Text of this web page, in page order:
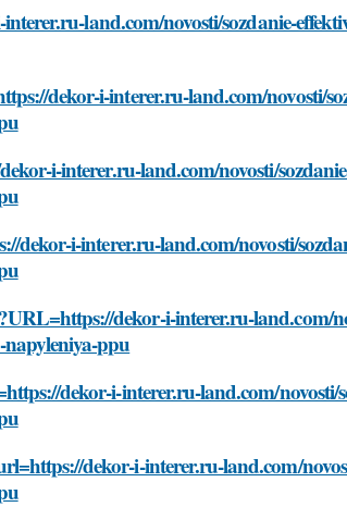
land.com/novosti/sozdanie-
dekor-i-interer.ru-land.com/novosti/
i-interer.ru-land.com/novosti/
dekor-i-interer.ru-land.com/novosti/
dekor-i-interer.ru-land.com/
ppu
dekor-i-interer.ru-land.com/novosti/
dekor-i-interer.ru-land.com/